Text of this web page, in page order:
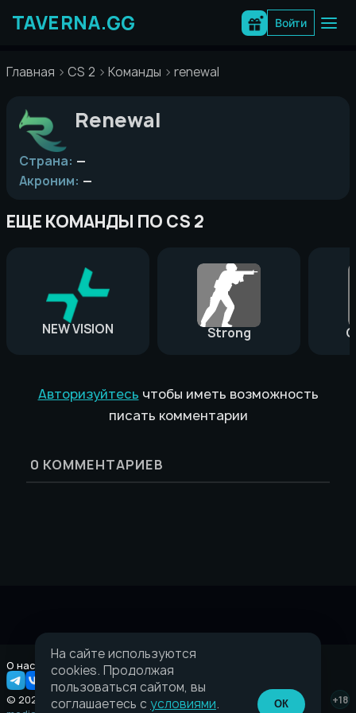
содержимому
Войти
Главная CS 2 Команды renewal
Renewal
Страна: —
Акроним: —
ЕЩЕ КОМАНДЫ ПО CS 2
NEW VISION Strong
Авторизуйтесь чтобы иметь возможность
писать комментарии
0 КОММЕНТАРИЕВ
О нас Правовая информация
© 2026 Taverna.gg
+18
На сайте используются
cookies. Продолжая
пользоваться сайтом, вы
соглашаетесь с условиями.
ОК